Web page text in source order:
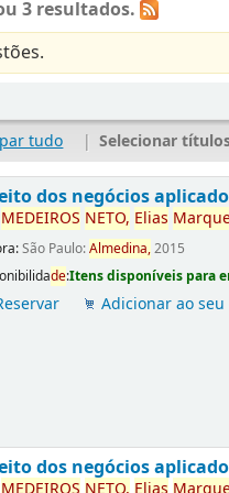
3 resultados.
tudo | Selecionar
dos negócios
MEDEIROS NETO, Elias
São Paulo:Almedina,2015
de:Itens disponíveis para
Adicionar ao
dos negócios